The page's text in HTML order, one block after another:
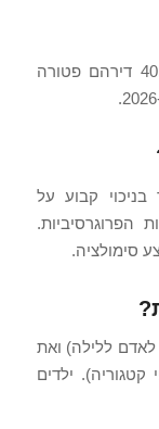
כן: הכנסה שנתית נטו מהשכרה עד 40,000 דירהם פטורה
קבוע על
סימולציה.
התיירות (כ-11 דירהם לאדם ללילה) ואת
2 ל-30 דירהם לפי קטגוריה). ילדים